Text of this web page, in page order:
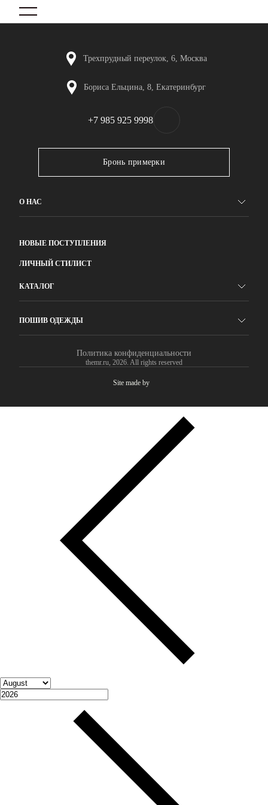
Элемент не найден!
Бронь примерки
Трехпрудный переулок, 6, Москва
Бориса Ельцина, 8, Екатеринбург
+7 985 925 9998
О НАС
НОВЫЕ ПОСТУПЛЕНИЯ
ЛИЧНЫЙ СТИЛИСТ
КАТАЛОГ
ПОШИВ ОДЕЖДЫ
Политика конфиденциальности
themr.ru, 2026. All rights reserved
Site made by